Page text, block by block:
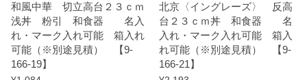
t
i
t
y
和風中華 切立高台２３ｃｍ
浅丼 粉引 和食器 名入
れ・マーク入れ可能 箱入れ
可能（※別途見積） 【9-
166-19】
北京〈イングレーズ〉 反高
台２３ｃｍ丼 和食器 名
入れ・マーク入れ可能 箱入
れ可能（※別途見積） 【9-
166-21】